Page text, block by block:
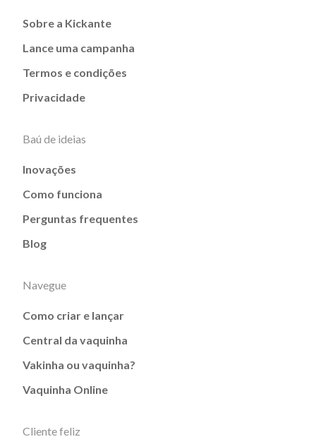
Sobre a Kickante
Lance uma campanha
Termos e condições
Privacidade
Baú de ideias
Inovações
Como funciona
Perguntas frequentes
Blog
Navegue
Como criar e lançar
Central da vaquinha
Vakinha ou vaquinha?
Vaquinha Online
Cliente feliz